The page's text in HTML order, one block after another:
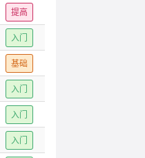
提高
入门
基础
入门
入门
入门